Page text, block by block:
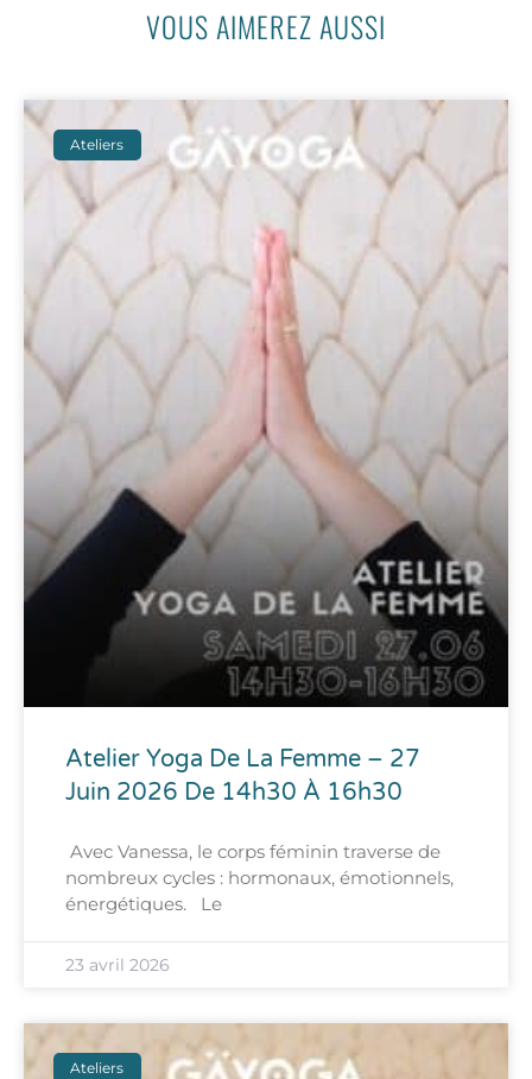
VOUS AIMEREZ AUSSI
Ateliers
Atelier Yoga De La Femme – 27
Juin 2026 De 14h30 À 16h30
Avec Vanessa, le corps féminin traverse de
nombreux cycles : hormonaux, émotionnels,
énergétiques. Le
23 avril 2026
Ateliers